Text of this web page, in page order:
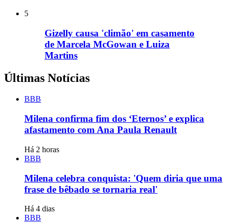
5
Gizelly causa 'climão' em casamento
de Marcela McGowan e Luiza
Martins
Últimas Notícias
BBB
Milena confirma fim dos ‘Eternos’ e explica
afastamento com Ana Paula Renault
Há 2 horas
BBB
Milena celebra conquista: 'Quem diria que uma
frase de bêbado se tornaria real'
Há 4 dias
BBB